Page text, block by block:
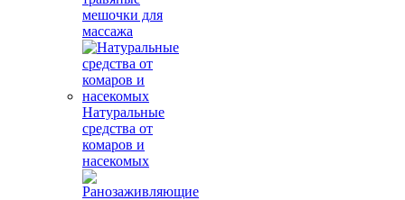
мешочки для
массажа
Натуральные
средства от
комаров и
насекомых